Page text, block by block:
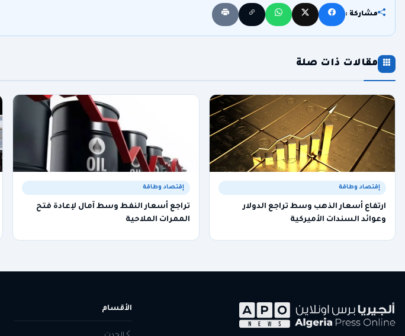
مشاركة :
مقالات ذات صلة
إقتصاد وطاقة
ارتفاع أسعار الذهب وسط تراجع الدولار
وعوائد السندات الأميركية
إقتصاد وطاقة
تراجع أسعار النفط وسط آمال لإعادة فتح
الممرات الملاحية
الأقسام